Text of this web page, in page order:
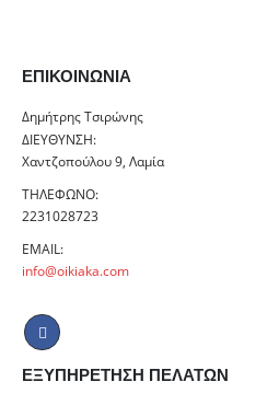
ΕΠΙΚΟΙΝΩΝΊΑ
Δημήτρης Τσιρώνης
ΔΙΕΎΘΥΝΣΗ:
Χαντζοπούλου 9, Λαμία
ΤΗΛΈΦΩΝΟ:
2231028723
EMAIL:
info@oikiaka.com
ΕΞΥΠΗΡΕΤΗΣΗ ΠΕΛΑΤΩΝ